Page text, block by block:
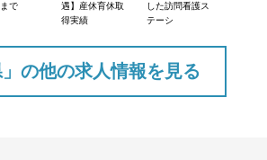
で
遇】産休育休取
得実績
した訪問看護ス
テーシ
」の他の求人情報を見る